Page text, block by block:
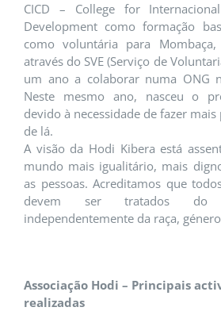
CICD – College for
Development como formação
como voluntária para
através do SVE (Serviço de
um ano a colaborar numa ONG
Neste mesmo ano, nasceu o
devido à necessidade de fazer
de lá.
A visão da Hodi Kibera está
mundo mais igualitário, mais
as pessoas. Acreditamos que
devem ser tratados do
independentemente da raça,
Associação Hodi – Principais
realizadas